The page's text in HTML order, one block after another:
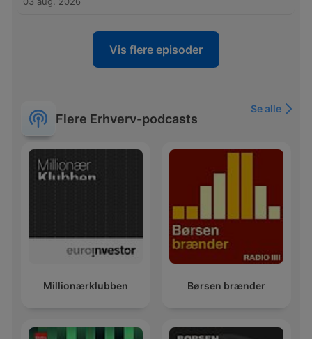
Vis flere episoder
Flere Erhverv-podcasts
Se alle
Millionærklubben Børsen brænder